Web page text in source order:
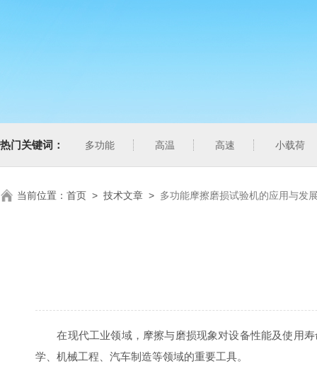
热门关键词： 多功能 高温 高速 小载荷
当前位置： 首页 > 技术文章 > 多功能摩擦磨损试验机的应用与发
在现代工业领域，摩擦与磨损现象对设备性能及使用寿
学、机械工程、汽车制造等领域的重要工具。